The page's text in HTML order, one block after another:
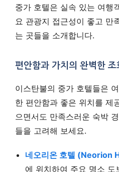
중가 호텔은 실속 있는 여행
요 관광지 접근성이 좋고 만
는 곳들을 소개합니다.
편안함과 가치의 완벽한 조
이스탄불의 중가 호텔들은
한 편안함과 좋은 위치를 제
으면서도 만족스러운 숙박
들을 고려해 보세요.
네오리온 호텔 (Neorion
에 위치하여 주요 명소 도